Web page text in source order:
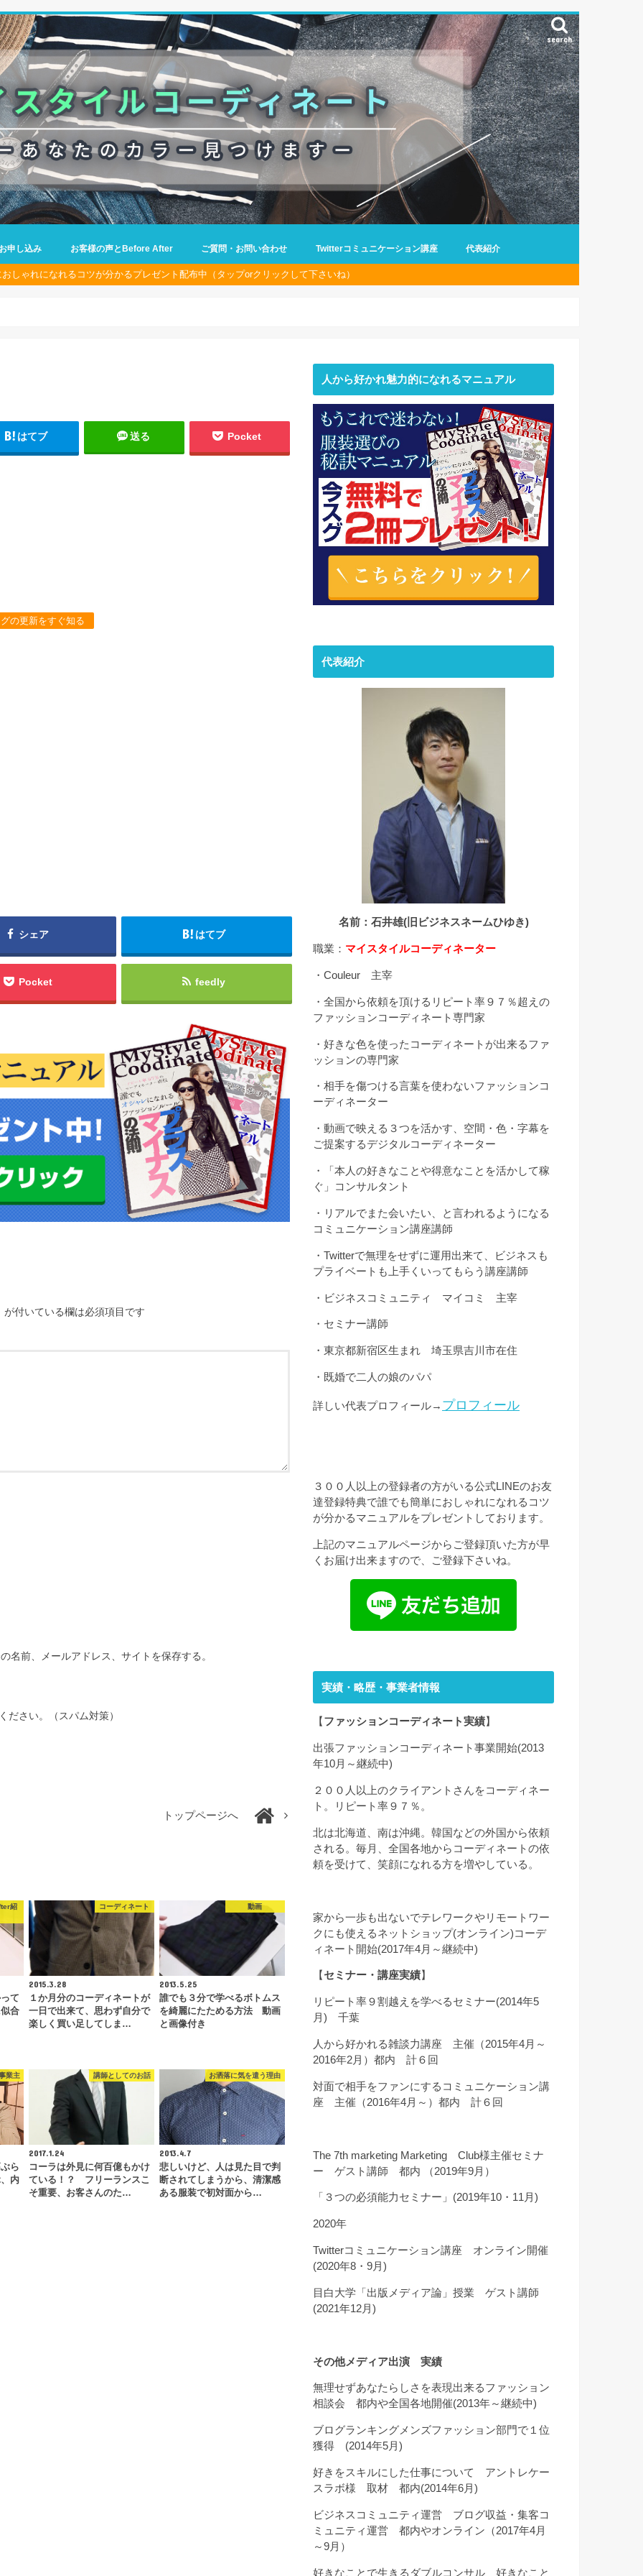
search
申し込み お客様の声とBefore After ご質問・お問い合わせ Twitterコミュニケーション講座 代表紹介
しゃれになれるコツが分かるプレゼント配布中（タップorクリックして下さいね）
はてブ 送る Pocket
の更新をすぐ知る
シェア はてブ
Pocket feedly
が付いている欄は必須項目です
名前、メールアドレス、サイトを保存する。
ださい。（スパム対策）
トップページへ
紹
て
合
コーディネート
2015.3.28
１か月分のコーディネートが
一日で出来て、思わず自分で
楽しく買い足してしま…
動画
2013.5.25
誰でも３分で学べるボトムス
を綺麗にたためる方法 動画
と画像付き
業主
ら
内
講師としてのお話
2017.1.24
コーラは外見に何百億もかけ
ている！？ フリーランスこ
そ重要、お客さんのた…
お洒落に気を遣う理由
2013.4.7
悲しいけど、人は見た目で判
断されてしまうから、清潔感
ある服装で初対面から…
人から好かれ魅力的になれるマニュアル
代表紹介
名前：石井雄(旧ビジネスネームひゆき)
職業： マイスタイルコーディネーター
・Couleur 主宰
・全国から依頼を頂けるリピート率９７％超えの
ファッションコーディネート専門家
・好きな色を使ったコーディネートが出来るファ
ッションの専門家
・相手を傷つける言葉を使わないファッションコ
ーディネーター
・動画で映える３つを活かす、空間・色・字幕を
ご提案するデジタルコーディネーター
・「本人の好きなことや得意なことを活かして稼
ぐ」コンサルタント
・リアルでまた会いたい、と言われるようになる
コミュニケーション講座講師
・Twitterで無理をせずに運用出来て、ビジネスも
プライベートも上手くいってもらう講座講師
・ビジネスコミュニティ マイコミ 主宰
・セミナー講師
・東京都新宿区生まれ 埼玉県吉川市在住
・既婚で二人の娘のパパ
詳しい代表プロフィール→ プロフィール
３００人以上の登録者の方がいる公式LINEのお友
達登録特典で誰でも簡単におしゃれになれるコツ
が分かるマニュアルをプレゼントしております。
上記のマニュアルページからご登録頂いた方が早
くお届け出来ますので、ご登録下さいね。
実績・略歴・事業者情報
【 ファッションコーディネート実績】
出張ファッションコーディネート事業開始(2013
年10月～継続中)
２００人以上のクライアントさんをコーディネー
ト。リピート率９７％。
北は北海道、南は沖縄。韓国などの外国から依頼
される。毎月、全国各地からコーディネートの依
頼を受けて、笑顔になれる方を増やしている。
家から一歩も出ないでテレワークやリモートワー
クにも使えるネットショップ(オンライン)コーデ
ィネート開始(2017年4月～継続中)
【 セミナー・講座実績】
リピート率９割越えを学べるセミナー(2014年5
月) 千葉
人から好かれる雑談力講座 主催（2015年4月～
2016年2月）都内 計６回
対面で相手をファンにするコミュニケーション講
座 主催（2016年4月～）都内 計６回
The 7th marketing Marketing Club様主催セミナ
ー ゲスト講師 都内 （2019年9月）
「３つの必須能力セミナー」(2019年10・11月)
2020年
Twitterコミュニケーション講座 オンライン開催
(2020年8・9月)
目白大学「出版メディア論」授業 ゲスト講師
(2021年12月)
その他メディア出演 実績
無理せずあなたらしさを表現出来るファッション
相談会 都内や全国各地開催(2013年～継続中)
ブログランキングメンズファッション部門で１位
獲得 (2014年5月)
好きをスキルにした仕事について アントレケー
スラボ様 取材 都内(2014年6月)
ビジネスコミュニティ運営 ブログ収益・集客コ
ミュニティ運営 都内やオンライン（2017年4月
～9月）
好きなことで生きるダブルコンサル 好きなこと